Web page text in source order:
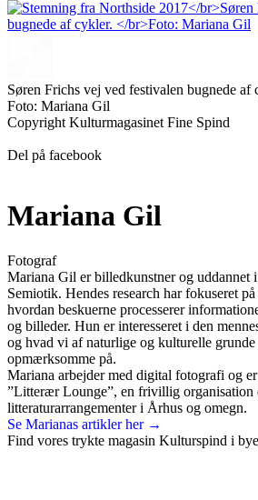
Søren Frichs vej ved festivalen bugnede af
Foto: Mariana Gil
Copyright Kulturmagasinet Fine Spind
Del på facebook
Mariana Gil
Fotograf
Mariana Gil er billedkunstner og
Semiotik. Hendes research har fokuseret
hvordan beskuerne processerer
og billeder. Hun er interesseret i den
og hvad vi af naturlige og kulturelle
opmærksomme på.
Mariana arbejder med digital fotografi og
”Litterær Lounge”, en frivillig organisation
litteraturarrangementer i Århus og omegn.
Se Marianas artikler her →
Find vores trykte magasin Kulturspind i